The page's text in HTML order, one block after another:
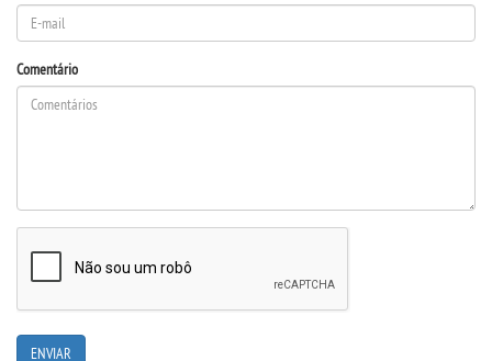
Comentário